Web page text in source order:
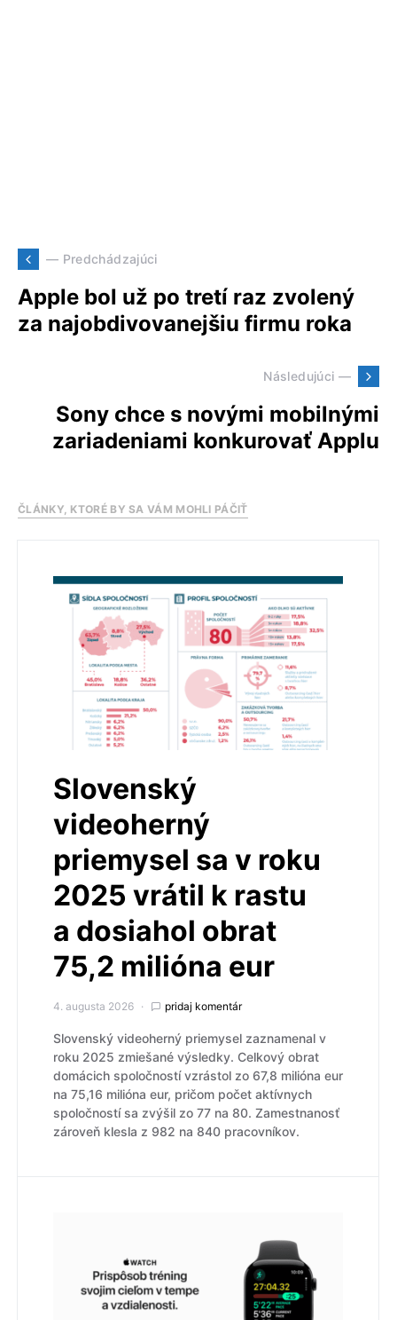
— Predchádzajúci
Apple bol už po tretí raz zvolený
za najobdivovanejšiu firmu roka
Následujúci —
Sony chce s novými mobilnými
zariadeniami konkurovať Applu
ČLÁNKY, KTORÉ BY SA VÁM MOHLI PÁČIŤ
Slovenský
videoherný
priemysel sa v roku
2025 vrátil k rastu
a dosiahol obrat
75,2 milióna eur
4. augusta 2026 pridaj komentár
Slovenský videoherný priemysel zaznamenal v
roku 2025 zmiešané výsledky. Celkový obrat
domácich spoločností vzrástol zo 67,8 milióna eur
na 75,16 milióna eur, pričom počet aktívnych
spoločností sa zvýšil zo 77 na 80. Zamestnanosť
zároveň klesla z 982 na 840 pracovníkov.